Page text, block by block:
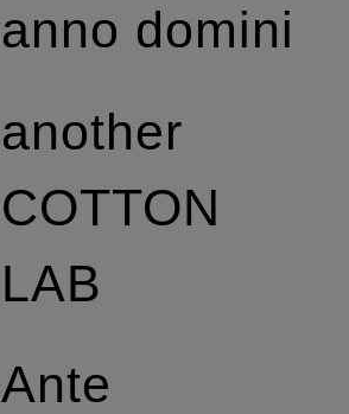
anno domini
another
COTTON
LAB
Ante